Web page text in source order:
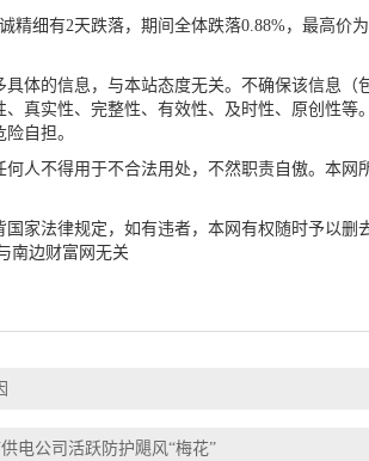
细有2天跌落，期间全体跌落0.88%，最高价为
的信息，与本站态度无关。不确保该信息（
真实性、完整性、有效性、及时性、原创性等
自担。
不得用于不合法用处，不然职责自傲。本网
法律规定，如有违者，本网有权随时予以删
南边财富网无关
电公司活跃防护飓风“梅花”